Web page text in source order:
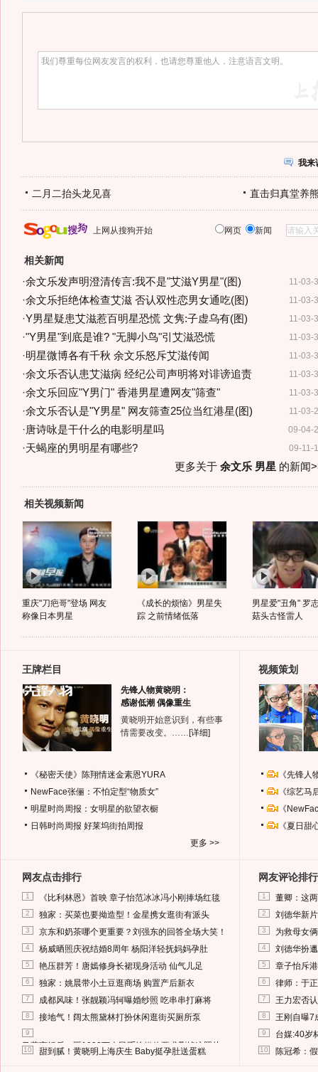
我来
二月二抬头龙见喜 直击归真堂养
上网从搜狗开始 网页 新闻
相关新闻
11-03-
·余文乐发声明澄清传言:我不是"艾滋Y男星"(图)
11-03-
·余文乐拒绝体检查艾滋 否认双性恋男女通吃(图)
11-03-
·Y男星疑患艾滋惹百明星恐慌 文隽:子虚乌有(图)
11-03-
·"Y男星"到底是谁? "无脚小鸟"引艾滋恐慌
11-03-
·明星微博各有千秋 余文乐怒斥艾滋传闻
11-03-
·余文乐否认患艾滋病 经纪公司声明将对诽谤追责
11-03-
·余文乐回应"Y男门" 香港男星遭网友"筛查"
11-03-
·余文乐否认是"Y男星" 网友筛查25位当红港星(图)
09-04-
·唐诗咏是干什么的电影明星吗
09-11-
·天蝎座的男明星有哪些?
更多关于 余文乐 男星 的新闻
相关视频新闻
重庆"刀疤哥"登场 网友
称像日本男星
《成长的烦恼》男星失
踪 之前情绪低落
男星爱"丑角" 罗
菇头古怪雷人
王牌栏目
先锋人物黄晓明：
感谢低潮 偶像重生
黄晓明开始意识到，有些事
情需要改变。…… [详细]
《秘密天使》陈翔情迷金素恩YURA
NewFace张俪：不怕定型“物质女”
明星时尚周报：女明星的欲望衣橱
日韩时尚周报 好莱坞街拍周报
更多 >>
视频策划
《先锋
《综艺
《
《夏日
网友点击排行
1 《比利林恩》首映 章子怡范冰冰冯小刚捧场红毯
2 独家：买菜也要拗造型！金星携女逛街有派头
3 京东和奶茶哪个更重要？刘强东的回答全场大笑！
4 杨威晒照庆祝结婚8周年 杨阳洋轻抚妈妈孕肚
5 艳压群芳！唐嫣修身长裙现身活动 仙气儿足
6 独家：姚晨带小土豆逛商场 购置产后新衣
7 成都风味！张靓颖冯轲曝婚纱照 吃串串打麻将
8 接地气！阔太熊黛林打扮休闲逛街买厕所泵
9
马蓉离婚后，砸1000万人民币给媒体要求删掉这照片
10 甜到腻！黄晓明上海庆生 Baby挺孕肚送蛋糕
网友评论排行
1 董卿：这
2 刘德华新
3 为救母女
4 刘德华扮
5 章子怡斥
6 律师：于
7 王力宏否
8 王刚自曝7
9 台媒:40岁
10 陈冠希：